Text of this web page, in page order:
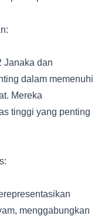
Janaka dan
dalam memenuhi
Mereka
tinggi yang penting
menggabungkan